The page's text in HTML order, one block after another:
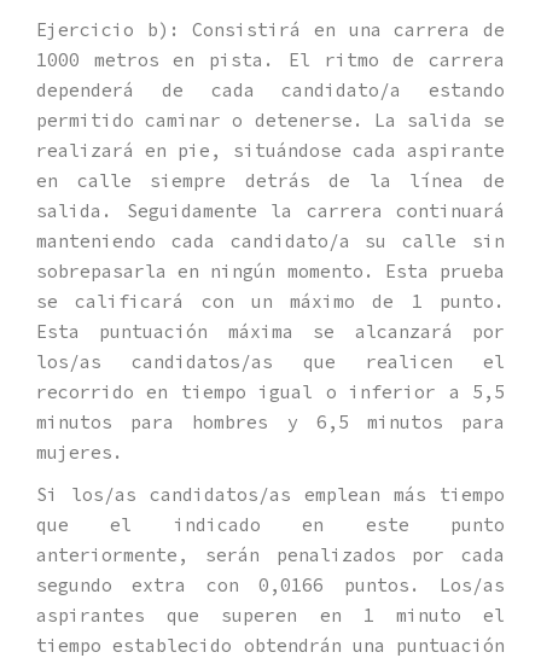
Ejercicio b): Consistirá en una carrera de
1000 metros en pista. El ritmo de carrera
dependerá de cada candidato/a estando
permitido caminar o detenerse. La salida se
realizará en pie, situándose cada aspirante
en calle siempre detrás de la línea de
salida. Seguidamente la carrera continuará
manteniendo cada candidato/a su calle sin
sobrepasarla en ningún momento. Esta prueba
se calificará con un máximo de 1 punto.
Esta puntuación máxima se alcanzará por
los/as candidatos/as que realicen el
recorrido en tiempo igual o inferior a 5,5
minutos para hombres y 6,5 minutos para
mujeres.
Si los/as candidatos/as emplean más tiempo
que el indicado en este punto
anteriormente, serán penalizados por cada
segundo extra con 0,0166 puntos. Los/as
aspirantes que superen en 1 minuto el
tiempo establecido obtendrán una puntuación